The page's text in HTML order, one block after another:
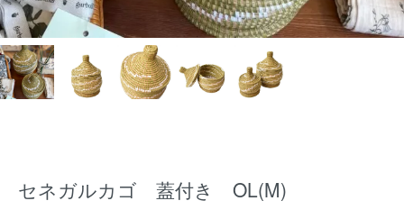
セネガルカゴ 蓋付き OL(M)